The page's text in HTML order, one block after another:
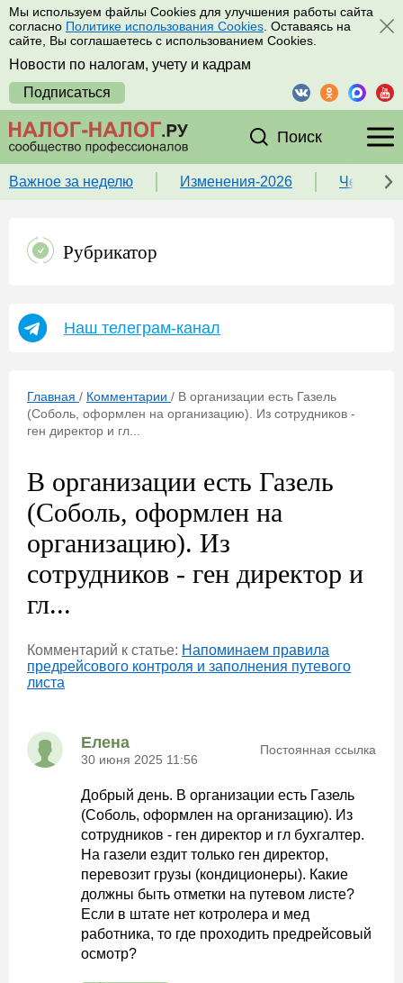
Мы используем файлы Cookies для улучшения работы сайта
согласно Политике использования Cookies . Оставаясь на
сайте, Вы соглашаетесь с использованием Cookies.
Новости по налогам, учету и кадрам
Подписаться
Поиск
Важное за неделю Изменения-2026 Чек-
Рубрикатор
Наш телеграм-канал
Главная / Комментарии / В организации есть Газель
(Соболь, оформлен на организацию). Из сотрудников -
ген директор и гл...
В организации есть Газель
(Соболь, оформлен на
организацию). Из
сотрудников - ген директор и
гл...
Комментарий к статье: Напоминаем правила
предрейсового контроля и заполнения путевого
листа
Елена
30 июня 2025 11:56
Постоянная ссылка
Добрый день. В организации есть Газель
(Соболь, оформлен на организацию). Из
сотрудников - ген директор и гл бухгалтер.
На газели ездит только ген директор,
перевозит грузы (кондиционеры). Какие
должны быть отметки на путевом листе?
Если в штате нет котролера и мед
работника, то где проходить предрейсовый
осмотр?